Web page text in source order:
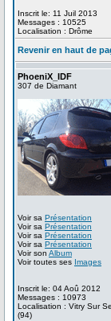
Inscrit le: 11 Juil 2013
Messages : 10525
Localisation : Drôme
Revenir en haut de
PhoeniX_IDF
307 de Diamant
Voir sa Présentation
Voir sa Présentation
Voir sa Présentation
Voir sa Présentation
Voir son Album
Voir toutes ses Images
Inscrit le: 04 Aoû 2012
Messages : 10973
Localisation : Vitry Sur
(94)